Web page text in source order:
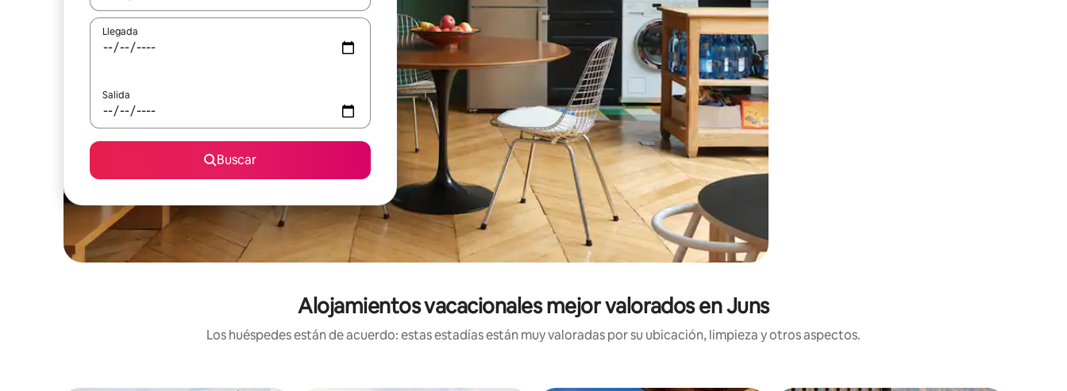
Llegada
Salida
Buscar
Alojamientos vacacionales mejor valorados en Juns
Los huéspedes están de acuerdo: estas estadías están muy valoradas por su ubicación, limpieza y otros aspectos.